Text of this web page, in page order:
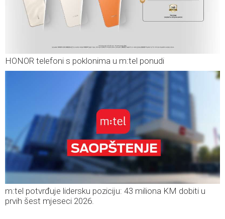
HONOR telefoni s poklonima u m:tel ponudi
m:tel potvrđuje lidersku poziciju: 43 miliona KM dobiti u
prvih šest mjeseci 2026.